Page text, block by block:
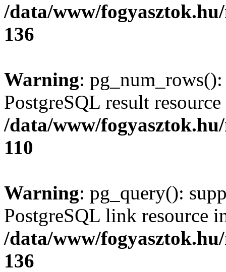
/data/www/
136
Warning:
PostgreSQL result
/data/www/
110
Warning: pg_query():
PostgreSQL link resource
/data/www/
136